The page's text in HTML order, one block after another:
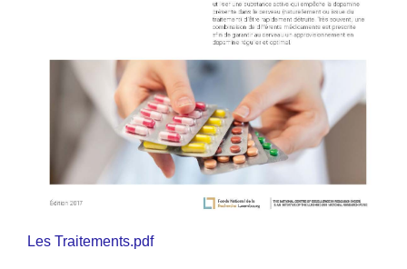
Les Traitements.pdf